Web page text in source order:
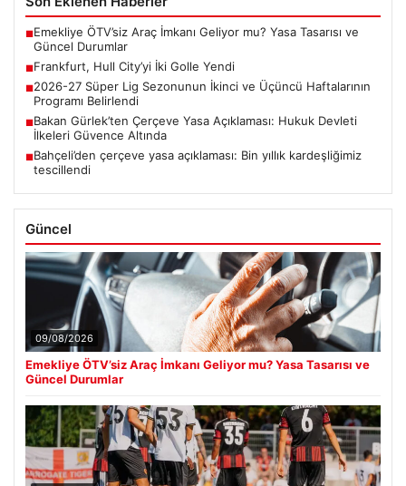
■Emekliye ÖTV’siz Araç İmkanı Geliyor mu? Yasa Tasarısı ve
Güncel Durumlar
■Frankfurt, Hull City’yi İki Golle Yendi
■2026-27 Süper Lig Sezonunun İkinci ve Üçüncü Haftalarının
Programı Belirlendi
■Bakan Gürlek’ten Çerçeve Yasa Açıklaması: Hukuk Devleti
İlkeleri Güvence Altında
■Bahçeli’den çerçeve yasa açıklaması: Bin yıllık kardeşliğimiz
tescillendi
Güncel
09/08/2026
Emekliye ÖTV’siz Araç İmkanı Geliyor mu? Yasa Tasarısı ve
Güncel Durumlar